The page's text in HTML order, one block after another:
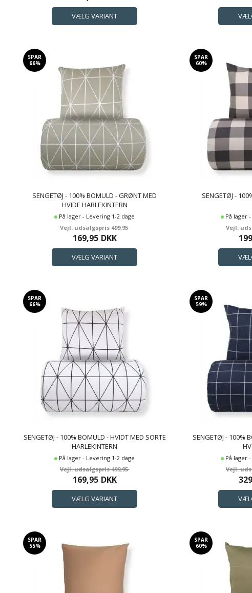
SPAR
66%
SENGETØJ - 100% BOMULD - GRØNT MED
HVIDE HARLEKINTERN
På lager - Levering 1-2 dage
499,95
169,95 DKK
SPAR
60%
SENGETØJ -
På lager
SPAR
66%
SENGETØJ - 100% BOMULD - HVIDT MED SORTE
HARLEKINTERN
På lager - Levering 1-2 dage
499,95
169,95 DKK
SPAR
59%
SENGETØJ - 100%
På lager
SPAR
55%
SPAR
60%